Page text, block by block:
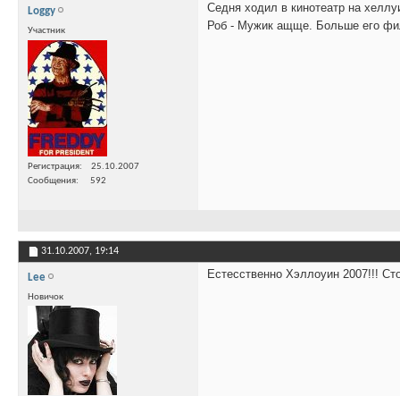
Loggy
Участник
Регистрация
25.10.2007
Сообщения
592
Седня ходил в кинотеатр на
Роб - Мужик ащще. Больше его
31.10.2007, 19:14
Lee
Новичок
Естесственно Хэллоуин 2007!!!